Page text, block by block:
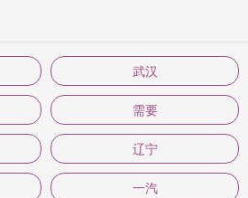
武汉
需要
辽宁
一汽